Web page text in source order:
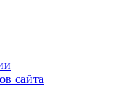
сайта